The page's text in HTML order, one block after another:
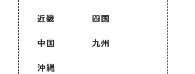
近畿 四国
中国 九州
沖縄